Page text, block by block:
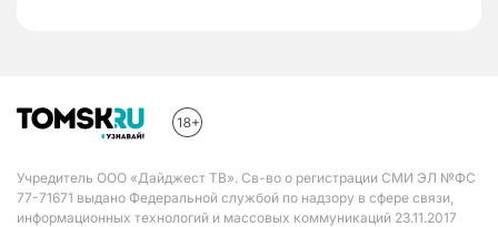
Учредитель ООО «Дайджест ТВ». Св-во о регистрации СМИ ЭЛ №ФС
77-71671 выдано Федеральной службой по надзору в сфере связи,
информационных технологий и массовых коммуникаций 23.11.2017